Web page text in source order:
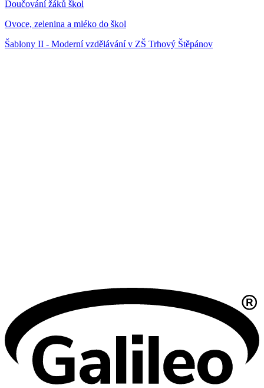
Doučování žáků škol
Ovoce, zelenina a mléko do škol
Šablony II - Moderní vzdělávání v ZŠ Trhový Štěpánov